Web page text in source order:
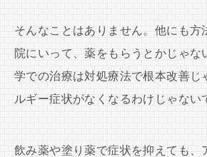
そんなことはありません。他にも方
院にいって、薬をもらうとかじゃな
学での治療は対処療法で根本改善じ
ルギー症状がなくなるわけじゃない
飲み薬や塗り薬で症状を抑えても、